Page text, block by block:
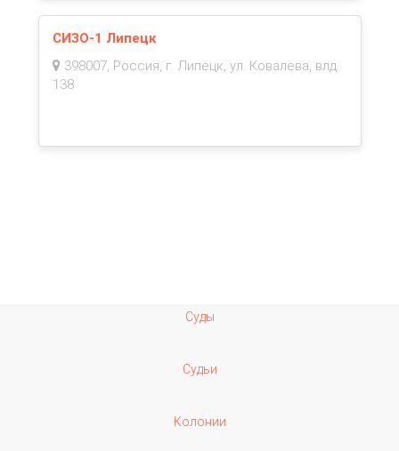
СИЗО-1 Липецк
398007, Россия, г. Липецк, ул. Ковалева, влд.
138
Суды
Судьи
Колонии